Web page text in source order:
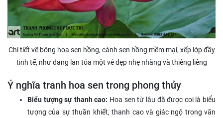
Chi tiết vẽ bông hoa sen hồng, cánh sen hồng mềm mại, xếp lớp đầy
tinh tế, như đang lan tỏa một vẻ đẹp nhẹ nhàng và thiêng liêng
Ý nghĩa tranh hoa sen trong phong thủy
Biểu tượng sự thanh cao: Hoa sen từ lâu đã được coi là biểu
tượng của sự thuần khiết, thanh cao và giác ngộ trong văn